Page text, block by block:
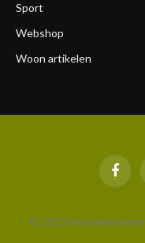
Sport
Webshop
Woon artikelen
© 2023